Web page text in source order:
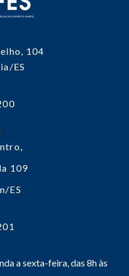
104
ES
109
ES
a sexta-feira, das 8h às